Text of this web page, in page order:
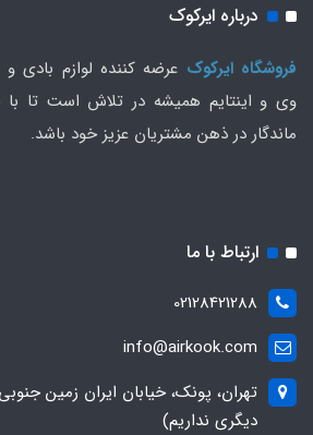
درباره ایرکوک
فروشگاه ایرکوک عرضه کننده لوازم
وی و اینتایم همیشه در تلاش است تا
ماندگار در ذهن مشتریان عزیز خود باشد.
ارتباط با ما
02128421288
info@airkook.com
دیگری نداریم)